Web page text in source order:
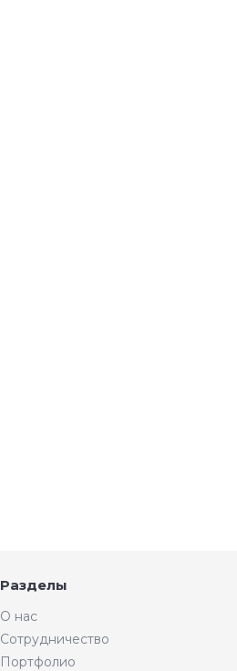
Разделы
О нас
Сотрудничество
Портфолио